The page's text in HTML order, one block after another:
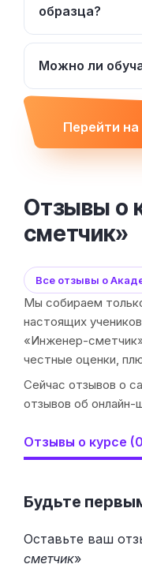
образца?
Можно ли
Перейти на
Отзывы о
сметчик»
Все отзывы о
Мы собираем
настоящих
«Инженер-
честные оценки,
Сейчас отзывов о
отзывов об
Отзывы о курсе
Будьте
Оставьте ваш
сметчик»